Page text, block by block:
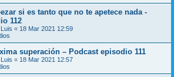
si es tanto que no te apetece nada -
112
Luis « 18 Mar 2021 12:59
superación – Podcast episodio 111
Luis « 18 Mar 2021 12:57